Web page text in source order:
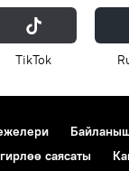
ТikТоk
саясаты